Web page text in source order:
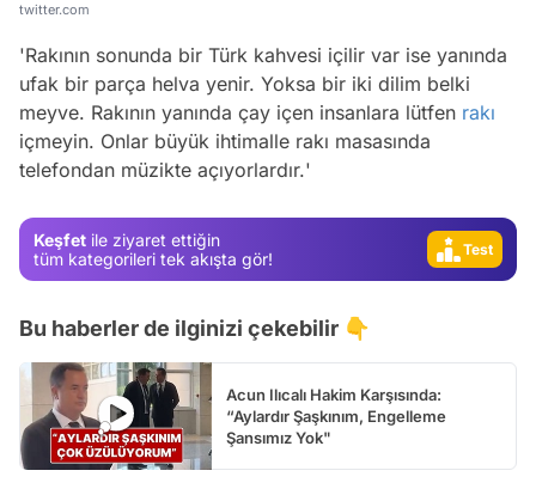
twitter.com
'Rakının sonunda bir Türk kahvesi içilir var ise yanında
ufak bir parça helva yenir. Yoksa bir iki dilim belki
meyve. Rakının yanında çay içen insanlara lütfen rakı
içmeyin. Onlar büyük ihtimalle rakı masasında
telefondan müzikte açıyorlardır.'
Keşfet ile ziyaret ettiğin
tüm kategorileri tek akışta gör!
Gündem
Test
Bu haberler de ilginizi çekebilir 👇
Acun Ilıcalı Hakim Karşısında:
“Aylardır Şaşkınım, Engelleme
Şansımız Yok"